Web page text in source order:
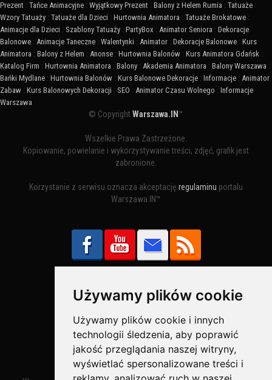
Używamy plików cookie
Używamy plików cookie i innych
technologii śledzenia, aby poprawić
jakość przeglądania naszej witryny,
wyświetlać spersonalizowane treści i
Prezent : Tańce Animacyjne : Wyjątkowy Prezent : Balony z Helem Rumia : Tatuaże :
Wzory Tatuaży : Tatuaże dla Dzieci : Hurtownia Animatora : Tatuaże Brokatowe :
Animacje dla Dzieci : Szablony Tatuaży : PartyBox : Animator Seniora : Dekoracje
Balonowe : Animacje Taneczne : Walentynki : Animator : Dekoracje Balonowe : Kurs
Animatora : Balony z Helem : Anonse : Hurtownia Balonów : Kurs Animatora Gdańsk :
Katalog Firm : Hurtownia Animatora : Balony : Akademia Animatora : Balony Warszawa :
Bańki Mydlane : Hurtownia Balonów : Kurs Balonowe Dekoracje : Informacje : Animator
Zabaw : Kurs Balonowych Dekoracji : SEO : Animator Czasu Wolnego : Informacje
Warszawa
© CopyrightWarszawa.IN ™
Wszelkie Prawa Zastrzeżone.
Kopiowanie, powielanie i wykorzystywanie treści, zdjęć, grafik jest
zabronione.
Korzystanie z serwisu oznacza akceptację regulaminu portalu
Warszawa.IN™
Bezpieczne Płatności obsługuje: